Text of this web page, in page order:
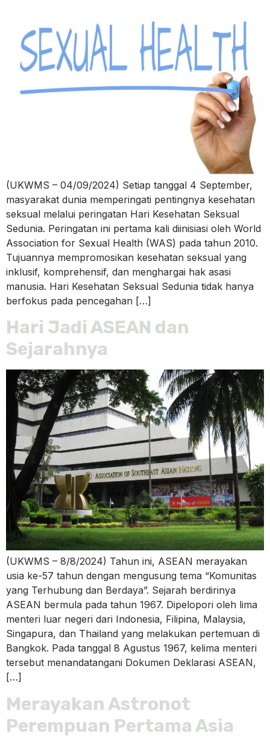
(UKWMS – 04/09/2024) Setiap tanggal 4 September,
masyarakat dunia memperingati pentingnya kesehatan
seksual melalui peringatan Hari Kesehatan Seksual
Sedunia. Peringatan ini pertama kali diinisiasi oleh World
Association for Sexual Health (WAS) pada tahun 2010.
Tujuannya mempromosikan kesehatan seksual yang
inklusif, komprehensif, dan menghargai hak asasi
manusia. Hari Kesehatan Seksual Sedunia tidak hanya
berfokus pada pencegahan […]
Hari Jadi ASEAN dan
Sejarahnya
(UKWMS – 8/8/2024) Tahun ini, ASEAN merayakan
usia ke-57 tahun dengan mengusung tema “Komunitas
yang Terhubung dan Berdaya”. Sejarah berdirinya
ASEAN bermula pada tahun 1967. Dipelopori oleh lima
menteri luar negeri dari Indonesia, Filipina, Malaysia,
Singapura, dan Thailand yang melakukan pertemuan di
Bangkok. Pada tanggal 8 Agustus 1967, kelima menteri
tersebut menandatangani Dokumen Deklarasi ASEAN,
[…]
Merayakan Astronot
Perempuan Pertama Asia